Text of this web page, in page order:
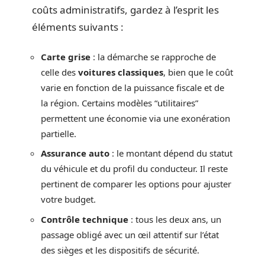
coûts administratifs, gardez à l’esprit les
éléments suivants :
Carte grise : la démarche se rapproche de
celle des voitures classiques, bien que le coût
varie en fonction de la puissance fiscale et de
la région. Certains modèles “utilitaires”
permettent une économie via une exonération
partielle.
Assurance auto : le montant dépend du statut
du véhicule et du profil du conducteur. Il reste
pertinent de comparer les options pour ajuster
votre budget.
Contrôle technique : tous les deux ans, un
passage obligé avec un œil attentif sur l’état
des sièges et les dispositifs de sécurité.